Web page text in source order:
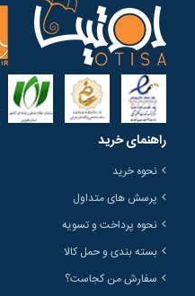
راهنمای خرید
نحوه خرید
پرسش های متداول
نحوه پرداخت و تسویه
بسته بندی و حمل کالا
سفارش من کجاست؟